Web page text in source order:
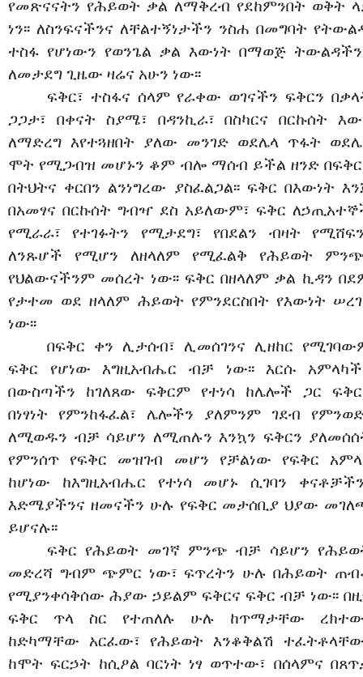
የመጽናናትን የሕይወት ቃል ለማቅረብ የደከምንበት ወቅት
ነን፡፡ ለስንፍናችንና ለቸልተኝነታችን ንስሐ በመግባት
ተስፋ የሆነውን የወንጌል ቃል እውነት በማወጅ
ለመታደግ ጊዜው ዛሬና አሁን ነው፡፡
ፍቅር፣ ተስፋና ሰላም የራቀው ወገናችን ፍቅርን
ጋጋታ፣ በቀናት ስያሜ፣ በዳንኪራ፣ በስካርና በርኩሰት
ለማድረግ እየተጓዘበት ያለው መንገድ ወደሌላ ጥፋት
ሞት የሚጋብዝ መሆኑን ቆም ብሎ ማሰብ ይችል ዘንድ
በትህትና ቀርበን ልንነግረው ያስፈልጋል፡፡ ፍቅር በእውነት
በአመፃና በርኩሰት ግብዣ ደስ አይለውም፣ ፍቅር
የሚራራ፣ የተገፉትን የሚታደግ፣ የበደልን ብዛት
ለንጹሆች የሚሆን ለዘላለም የሚፈልቅ የሕይወት
የህልውናችንም መሰረት ነው፡፡ ፍቅር በዘላለም ቃል ኪዳን
የታተመ ወደ ዘላለም ሕይወት የምንደርስበት የእውነት
ነው፡፡
በፍቅር ቀን ሊታሰብ፣ ሊመሰገንና ሊዘከር
ፍቅር የሆነው እግዚአብሔር ብቻ ነው፡፡ እርሱ
በውስጣችን ከገለጸው ፍቅርም የተነሳ ከሌሎች ጋር
በነፃነት የምንከፋፈል፣ ሌሎችን ያለምንም ገደብ
ለሚወዱን ብቻ ሳይሆን ለሚጠሉን እንኳን ፍቅርን
የምንሰጥ የፍቅር መዝገብ መሆን የቻልነው የፍቅር
ከሆነው ከእግዚአብሔር የተነሳ መሆኑ ሲገባን
እድሜያችንና ዘመናችን ሁሉ የፍቅር መታሰቢያ ህያው
ይሆናሉ፡፡
ፍቅር የሕይወት መገኛ ምንጭ ብቻ ሳይሆን
መድረሻ ግብም ጭምር ነው፣ ፍጥረትን ሁሉ በሕይወት
የሚያንቀሳቅሰው ሕያው ኃይልም ፍቅርና ፍቅር ብቻ ነው፡፡
ፍቅር ጥላ ስር የተጠለሉ ሁሉ ከጥማታቸው
ከድካማቸው አርፈው፣ የሕይወት እንቆቅልሽ
ከሞት ፍርኃት ከሲዖል ባርነት ነፃ ወጥተው፣ በሰላምና